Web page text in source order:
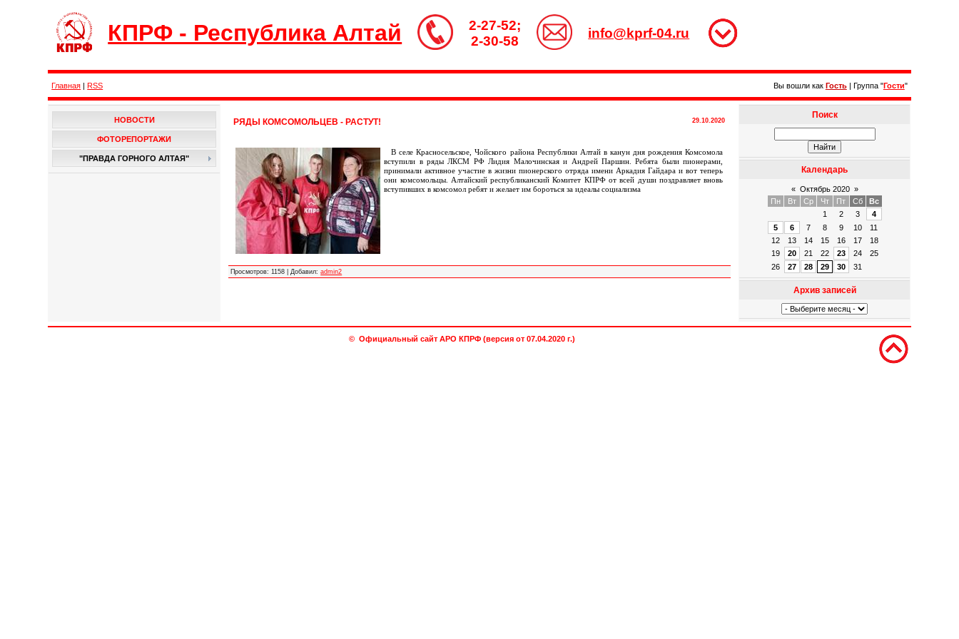
КПРФ - Республика Алтай
2-27-52;
2-30-58
info@kprf-04.ru
Главная |RSS Вы вошли как Гость| Группа "Гости"
НОВОСТИ
ФОТОРЕПОРТАЖИ
"ПРАВДА ГОРНОГО АЛТАЯ"
29.10.2020
РЯДЫ КОМСОМОЛЬЦЕВ - РАСТУТ!
В селе Красносельское, Чойского района Республики Алтай в канун дня рождения Комсомола
вступили в ряды ЛКСМ РФ Лидия Малочинская и Андрей Паршин. Ребята были пионерами,
принимали активное участие в жизни пионерского отряда имени Аркадия Гайдара и вот теперь
они комсомольцы. Алтайский республиканский Комитет КПРФ от всей души поздравляет вновь
вступивших в комсомол ребят и желает им бороться за идеалы социализма
Просмотров: 1158 |Добавил: admin2
Поиск
Календарь
« Октябрь 2020 »
Пн
Вт Ср Чт Пт Сб
Вс
1
2 3
4
5
6 7 8 9 10
11
12
13 14 15 16 17
18
19
20 21 22 23 24
25
26
27 28 29 30 31
Архив записей
© Официальный сайт АРО КПРФ (версия от 07.04.2020 г.)